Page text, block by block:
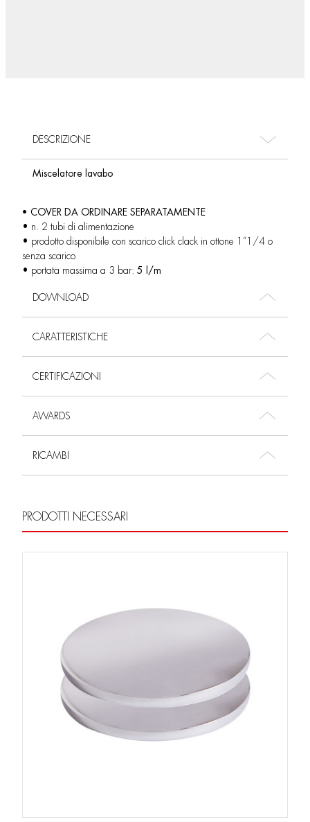
DESCRIZIONE
Miscelatore lavabo
• COVER DA ORDINARE SEPARATAMENTE
• n. 2 tubi di alimentazione
• prodotto disponibile con scarico click clack in ottone 1”1/4 o
senza scarico
• portata massima a 3 bar: 5 l/m
DOWNLOAD
CARATTERISTICHE
CERTIFICAZIONI
AWARDS
RICAMBI
PRODOTTI NECESSARI